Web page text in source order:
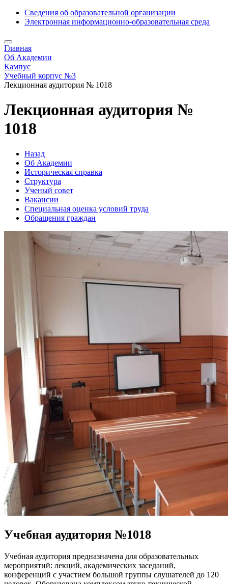
Сведения об образовательной организации
Электронная информационно-образовательная среда
Главная
Об Академии
Кампус
Учебный корпус №3
Лекционная аудитория № 1018
Лекционная аудитория №
1018
Назад
Об Академии
Историческая справка
Структура
Ученый совет
Вакансии
Специальная оценка условий труда
Обращения граждан
Учебная аудитория №1018
Учебная аудитория предназначена для образовательных
мероприятий: лекций, академических заседаний,
конференций с участием большой группы слушателей до 120